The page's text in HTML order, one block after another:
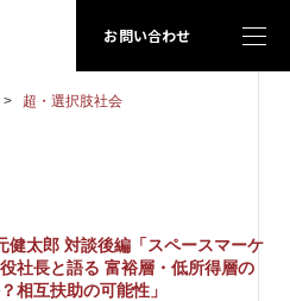
お問い合わせ
> 超・選択肢社会
健太郎 対談後編「スペースマーケ
社長と語る 富裕層・低所得層の
相互扶助の可能性」